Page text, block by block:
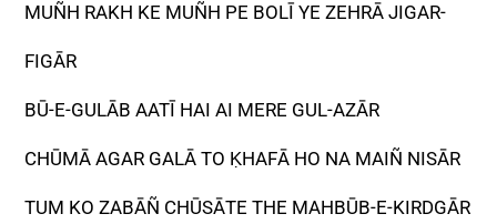
MUÑH RAKH KE MUÑH PE BOLĪ YE ZEHRĀ JIGAR-
FIGĀR
BŪ-E-GULĀB AATĪ HAI AI MERE GUL-AZĀR
CHŪMĀ AGAR GALĀ TO ḲHAFĀ HO NA MAIÑ NISĀR
TUM KO ZABĀÑ CHŪSĀTE THE MAHBŪB-E-KIRDGĀR